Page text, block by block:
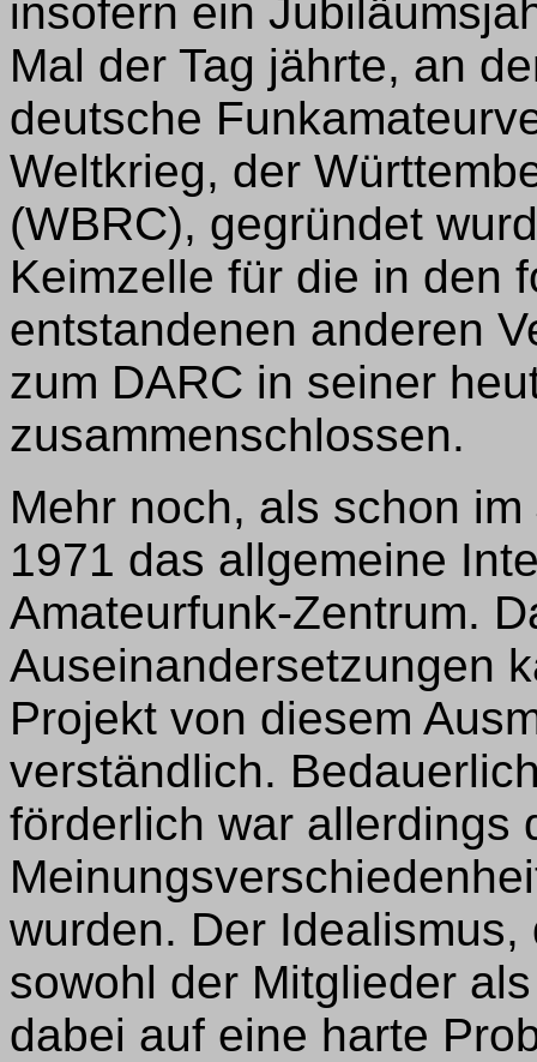
insofern ein
Mal der Tag jährte, an
deutsche
Weltkrieg, der
(WBRC), gegründet
Keimzelle für die in den
entstandenen anderen
zum DARC in seiner
zusammenschlossen.
Mehr noch, als schon
1971 das allgemeine
Amateurfunk-Zentrum.
Auseinandersetzungen
Projekt von diesem
verständlich.
förderlich war allerdings
wurden. Der
sowohl der Mitglieder
dabei auf eine harte